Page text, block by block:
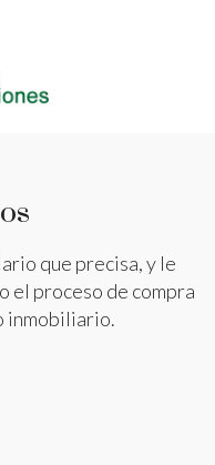
que precisa, y le
el proceso de compra
inmobiliario.